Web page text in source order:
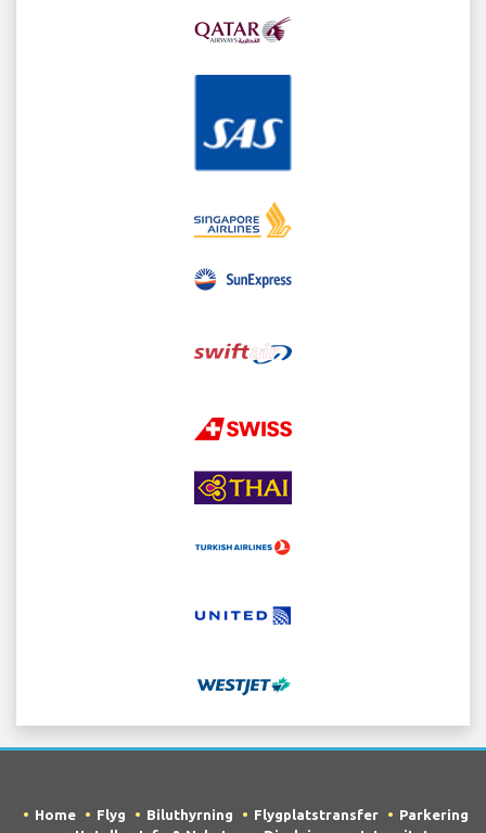
Home Flyg Biluthyrning Flygplatstransfer
Parkering